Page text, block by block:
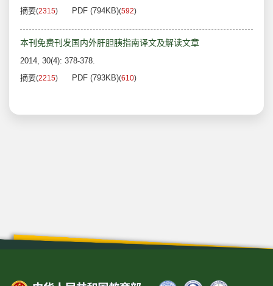
摘要(2315) PDF (794KB)(592)
本刊免费刊发国内外肝胆胰指南译文及解读文章
2014, 30(4): 378-378.
摘要(2215) PDF (793KB)(610)